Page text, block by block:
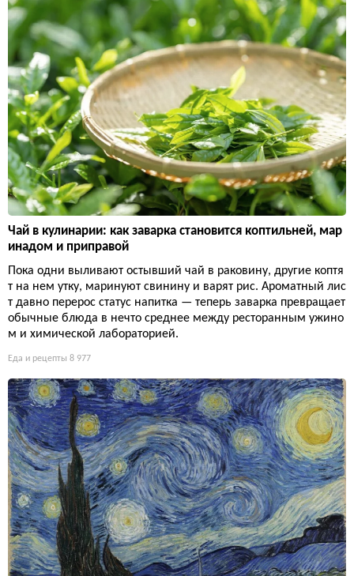
Чай в кулинарии: как заварка становится коптильней, мар
инадом и приправой
Пока одни выливают остывший чай в раковину, другие коптя
т на нем утку, маринуют свинину и варят рис. Ароматный лис
т давно перерос статус напитка — теперь заварка превращает
обычные блюда в нечто среднее между ресторанным ужино
м и химической лабораторией.
Еда и рецепты 8 977